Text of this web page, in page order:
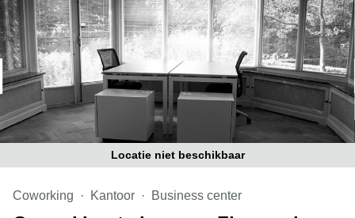
Tilburg
Zwolle
Amsterdam
Westpoort
Business
center
Hilversum
Business
center
Den
Haag
Coworking
space
Coworking
Arnhem
Locatie niet beschikbaar
Coworking Kantoor Business center